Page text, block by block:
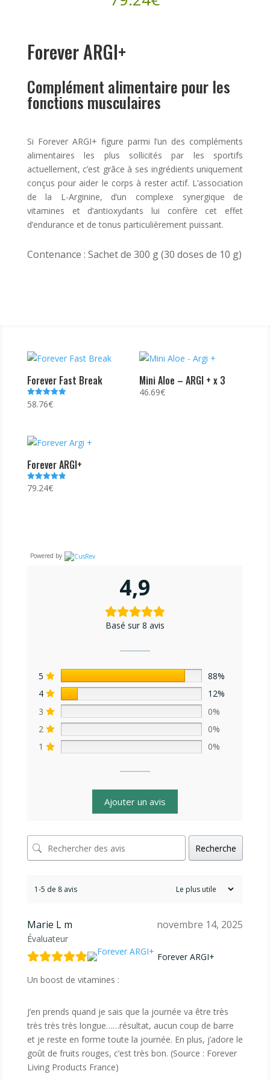
basé sur
Forever ARGI+
Complément alimentaire pour les
fonctions musculaires
Si Forever ARGI+ figure parmi l’un des compléments
alimentaires les plus sollicités par les sportifs
actuellement, c’est grâce à ses ingrédients uniquement
conçus pour aider le corps à rester actif. L’association
de la L-Arginine, d’un complexe synergique de
vitamines et d’antioxydants lui confère cet effet
d’endurance et de tonus particulièrement puissant.
Contenance : Sachet de 300 g (30 doses de 10 g)
Forever Fast Break
Note
5.00
58.76€
Mini Aloe – ARGI + x 3
46.69€
Forever ARGI+
Note
4.88
79.24€
Powered by
4,9
Basé sur 8 avis
5
88%
4
12%
3
0%
2
0%
1
0%
Ajouter un avis
Recherche
1-5 de 8 avis
Marie L m
Évaluateur
novembre 14, 2025
Forever ARGI+
Un boost de vitamines :
J’en prends quand je sais que la journée va être très
très très très longue……résultat, aucun coup de barre
et je reste en forme toute la journée. En plus, j’adore le
goût de fruits rouges, c’est très bon. (Source : Forever
Living Products France)